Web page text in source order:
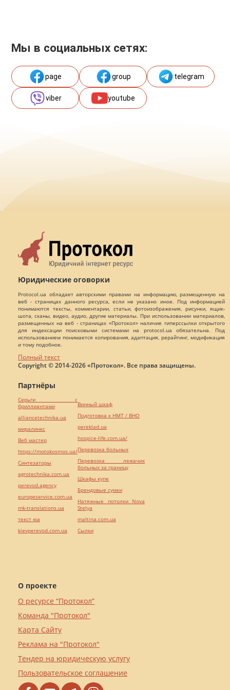
Мы в социальных сетях:
page group telegram
viber youtube
Юридические оговорки
Protocol.ua обладает авторскими правами на информацию, размещенную на
веб - страницах данного ресурса, если не указано иное. Под информацией
понимаются тексты, комментарии, статьи, фотоизображения, рисунки, ящик-
шота, сканы, видео, аудио, другие материалы. При использовании материалов,
размещенных на веб - страницах «Протокол» наличие гиперссылки открытого
для индексации поисковыми системами на protocol.ua обязательна. Под
использованием понимается копирования, адаптация, рерайтинг, модификация
и тому подобное.
Полный текст
Copyright © 2014-2026 «Протокол». Все права защищены.
О проекте
О ресурсе “Протокол”
Команда "Протокол"
Карта Сайту
Реклама на "Протокол"
Тендер на юридическую услугу
Пользовательское соглашение
Партнёры
Серьги с
бриллиантами
alliancetechnika.ua
миралинкс
Веб мастер
https://motokosmos.ua/
Синтезаторы
agrotechnika.com.ua
perevod.agency
europeservice.com.ua
mk-translations.ua
текст юа
kievperevod.com.ua
Винный шкаф
Подготовка к НМТ / ВНО
pereklad.ua
hospice-life.com.ua/
Перевозка больных
Перевозка лежачих
больных за границу
Шкафы купе
Брендовые сумки
Натяжные потолки Nova
Stelya
maltina.com.ua
Cылки